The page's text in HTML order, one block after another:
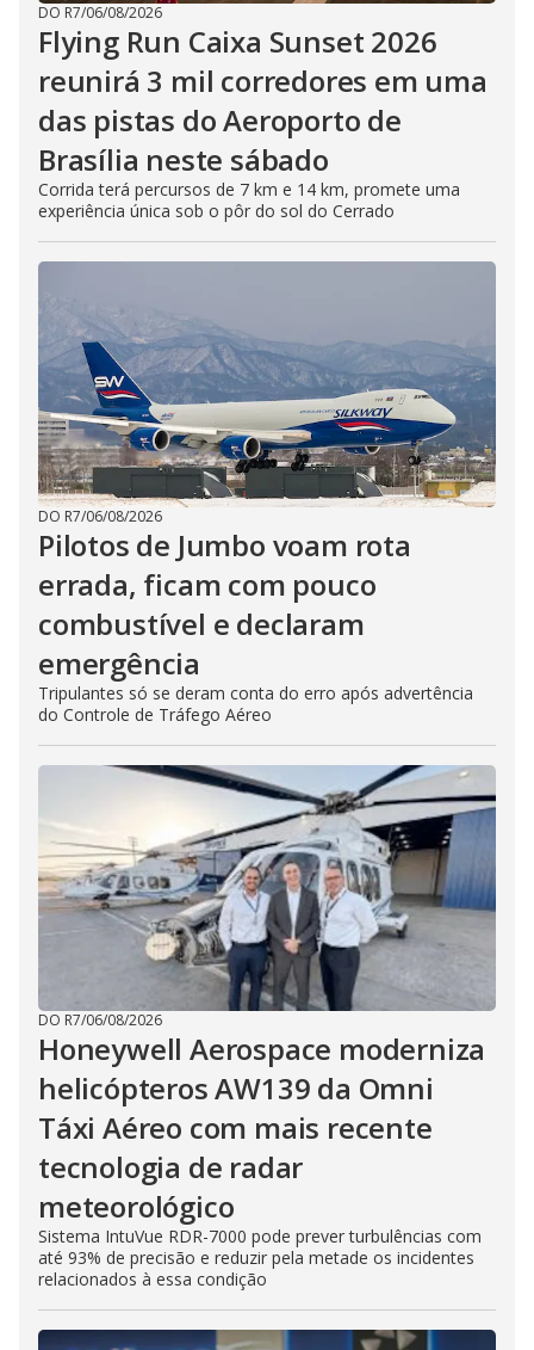
DO R7/06/08/2026
Flying Run Caixa Sunset 2026
reunirá 3 mil corredores em uma
das pistas do Aeroporto de
Brasília neste sábado
Corrida terá percursos de 7 km e 14 km, promete uma
experiência única sob o pôr do sol do Cerrado
DO R7/06/08/2026
Pilotos de Jumbo voam rota
errada, ficam com pouco
combustível e declaram
emergência
Tripulantes só se deram conta do erro após advertência
do Controle de Tráfego Aéreo
DO R7/06/08/2026
Honeywell Aerospace moderniza
helicópteros AW139 da Omni
Táxi Aéreo com mais recente
tecnologia de radar
meteorológico
Sistema IntuVue RDR-7000 pode prever turbulências com
até 93% de precisão e reduzir pela metade os incidentes
relacionados à essa condição